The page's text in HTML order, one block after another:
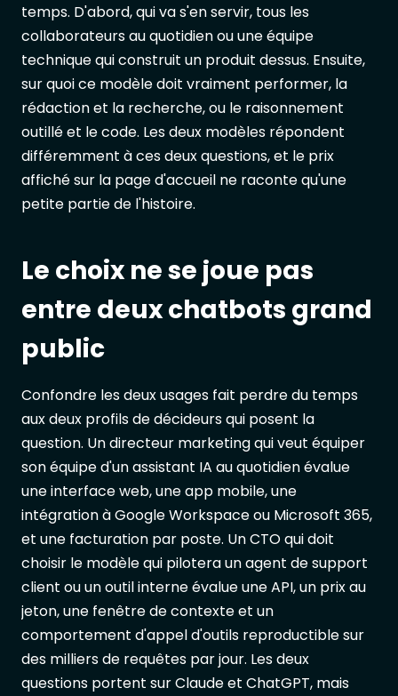
temps. D'abord, qui va s'en servir, tous les
collaborateurs au quotidien ou une équipe
technique qui construit un produit dessus. Ensuite,
sur quoi ce modèle doit vraiment performer, la
rédaction et la recherche, ou le raisonnement
outillé et le code. Les deux modèles répondent
différemment à ces deux questions, et le prix
affiché sur la page d'accueil ne raconte qu'une
petite partie de l'histoire.
Le choix ne se joue pas
entre deux chatbots grand
public
Confondre les deux usages fait perdre du temps
aux deux profils de décideurs qui posent la
question. Un directeur marketing qui veut équiper
son équipe d'un assistant IA au quotidien évalue
une interface web, une app mobile, une
intégration à Google Workspace ou Microsoft 365,
et une facturation par poste. Un CTO qui doit
choisir le modèle qui pilotera un agent de support
client ou un outil interne évalue une API, un prix au
jeton, une fenêtre de contexte et un
comportement d'appel d'outils reproductible sur
des milliers de requêtes par jour. Les deux
questions portent sur Claude et ChatGPT, mais